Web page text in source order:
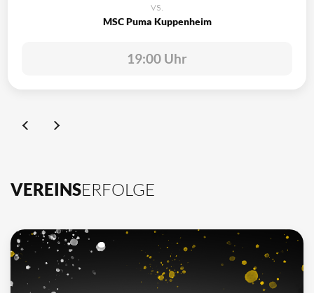
vs.
MSC Puma Kuppenheim
19:00 Uhr
VEREINSERFOLGE